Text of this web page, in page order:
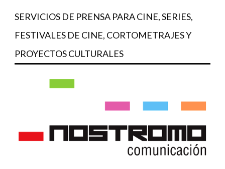
SERVICIOS DE PRENSA PARA CINE, SERIES,
FESTIVALES DE CINE, CORTOMETRAJES Y
PROYECTOS CULTURALES